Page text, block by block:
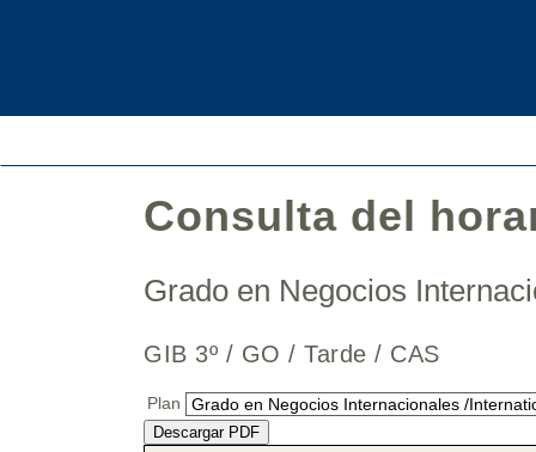
Consulta del
Grado en Negocios
GIB 3º / GO / Tarde / CAS
Plan
Descargar PDF